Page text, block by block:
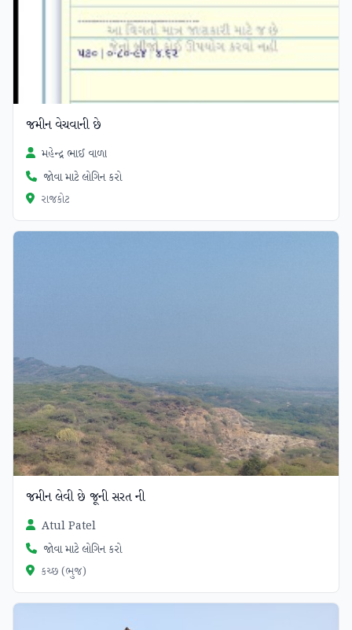
જમીન વેચવાની છે
મહેન્દ્ર ભાઈ વાળા
જોવા માટે લોગિન કરો
રાજકોટ
જમીન લેવી છે જૂની સરત ની
Atul Patel
જોવા માટે લોગિન કરો
કચ્છ (ભુજ)